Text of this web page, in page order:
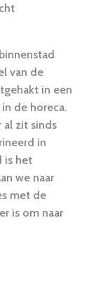
van de
in een
de horeca.
al zit sinds
in
is het
we naar
met de
is om naar